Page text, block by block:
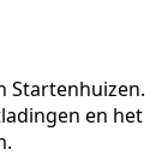
Startenhuizen.
en het